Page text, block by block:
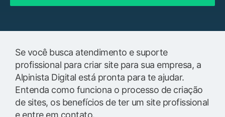
Se você busca atendimento e suporte
profissional para criar site para sua empresa, a
Alpinista Digital está pronta para te ajudar.
Entenda como funciona o processo de criação
de sites, os benefícios de ter um site profissional
e entre em contato.